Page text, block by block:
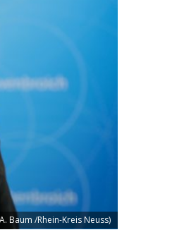
Baum /Rhein-Kreis Neuss)